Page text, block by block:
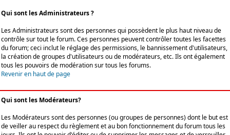
Qui sont les Administrateurs ?
Les Administrateurs sont des personnes qui possèdent le plus haut niveau de
contrôle sur tout le forum. Ces personnes peuvent contrôler toutes les facettes
du forum; ceci inclut le réglage des permissions, le bannissement d'utilisateurs,
la création de groupes d'utilisateurs ou de modérateurs, etc. Ils ont également
tous les pouvoirs de modération sur tous les forums.
Revenir en haut de page
Qui sont les Modérateurs?
Les Modérateurs sont des personnes (ou groupes de personnes) dont le but est
de veiller au respect du règlement et au bon fonctionnement du forum tous les